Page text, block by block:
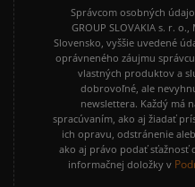
Správcom osobných
GROUP SLOVAKIA s. r.
Slovensko, vyššie uvedené
oprávneného záujmu
vlastných produktov a
dobrovoľné, ale
newslettera. Každý má
spracúvaním, ako aj žiadať
ich opravu, odstránenie
ako aj právo podať sťažnosť
informačnej doložky v